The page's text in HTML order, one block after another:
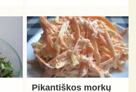
Pikantiškos morkų